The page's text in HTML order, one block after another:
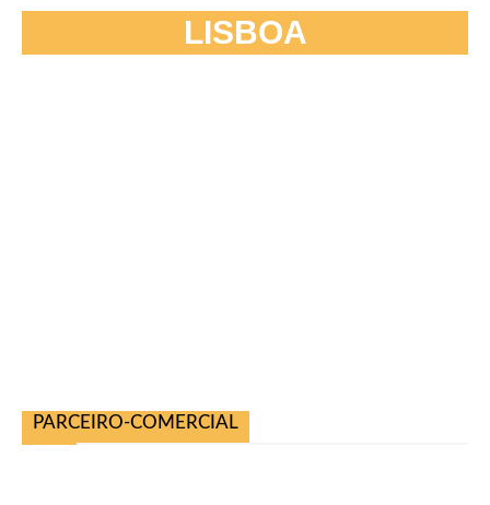
LISBOA
PARCEIRO-COMERCIAL